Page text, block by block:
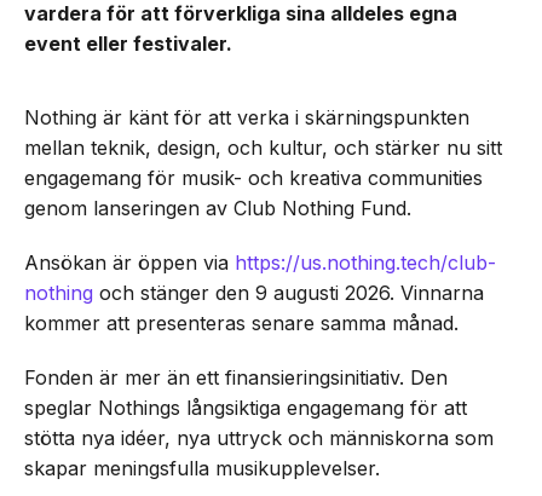
vardera för att förverkliga sina alldeles egna
event eller festivaler.
Nothing är känt för att verka i skärningspunkten
mellan teknik, design, och kultur, och stärker nu sitt
engagemang för musik- och kreativa communities
genom lanseringen av Club Nothing Fund.
Ansökan är öppen via https://us.nothing.tech/club-
nothing och stänger den 9 augusti 2026. Vinnarna
kommer att presenteras senare samma månad.
Fonden är mer än ett finansieringsinitiativ. Den
speglar Nothings långsiktiga engagemang för att
stötta nya idéer, nya uttryck och människorna som
skapar meningsfulla musikupplevelser.